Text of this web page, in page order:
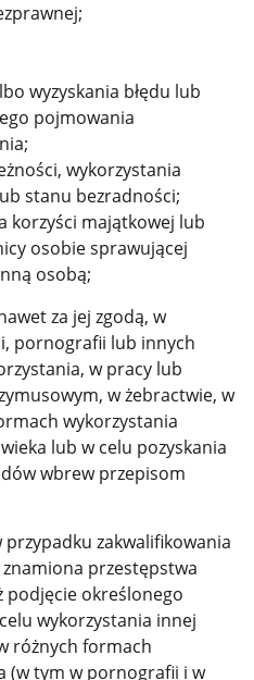
wyzyskania błędu lub
pojmowania
wykorzystania
stanu bezradności;
korzyści majątkowej lub
osobie sprawującej
osobą;
za jej zgodą, w
pornografii lub innych
w pracy lub
w żebractwie, w
wykorzystania
lub w celu pozyskania
wbrew przepisom
zakwalifikowania
znamiona przestępstwa
określonego
wykorzystania innej
różnych formach
(w tym w pornografii i w